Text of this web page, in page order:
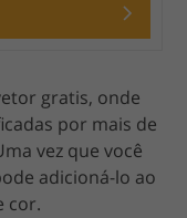
gratis, onde
por mais de
vez que você
adicioná-lo ao
cor.